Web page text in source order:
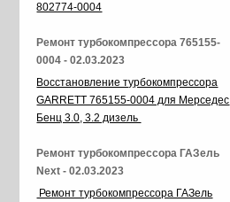
802774-0004
Ремонт турбокомпрессора 765155-
0004 - 02.03.2023
Восстановление турбокомпрессора
GARRETT 765155-0004 для Мерседес
Бенц 3.0, 3.2 дизель
Ремонт турбокомпрессора ГАЗель
Next - 02.03.2023
Ремонт турбокомпрессора ГАЗель